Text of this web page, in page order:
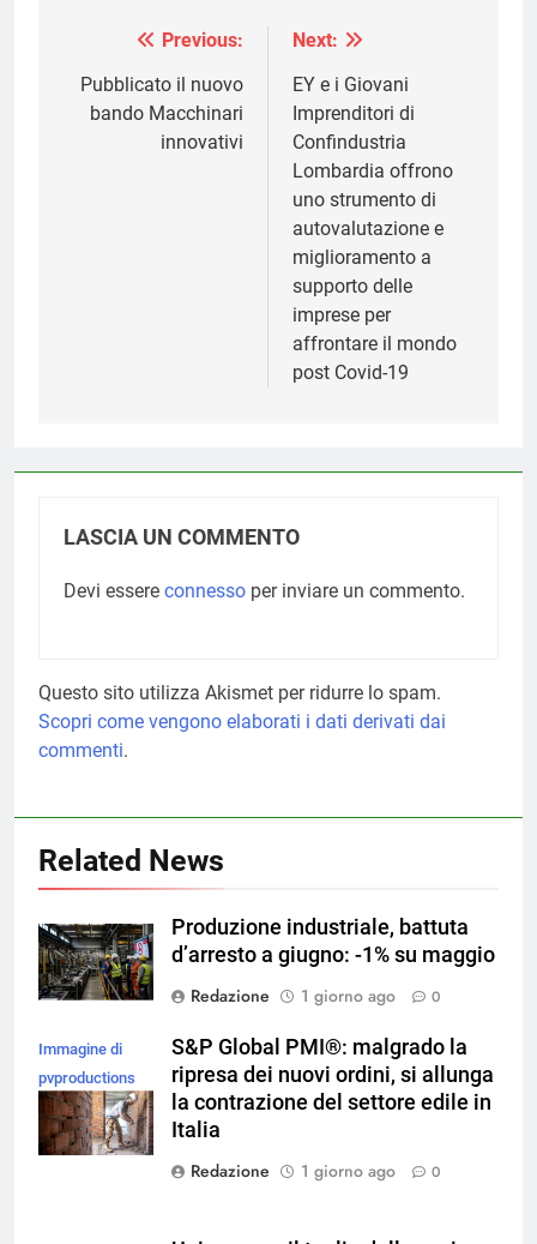
Navigazione
articoli
Previous:
Pubblicato il nuovo
bando Macchinari
innovativi
Next:
EY e i Giovani
Imprenditori di
Confindustria
Lombardia offrono
uno strumento di
autovalutazione e
miglioramento a
supporto delle
imprese per
affrontare il mondo
post Covid-19
LASCIA UN COMMENTO
Devi essere connesso per inviare un commento.
Questo sito utilizza Akismet per ridurre lo spam.
Scopri come vengono elaborati i dati derivati dai
commenti.
Related News
Produzione industriale, battuta
d’arresto a giugno: -1% su maggio
Redazione
1 giorno ago 0
Immagine di
pvproductions
su Magnific
S&P Global PMI®: malgrado la
ripresa dei nuovi ordini, si allunga
la contrazione del settore edile in
Italia
Redazione
1 giorno ago 0